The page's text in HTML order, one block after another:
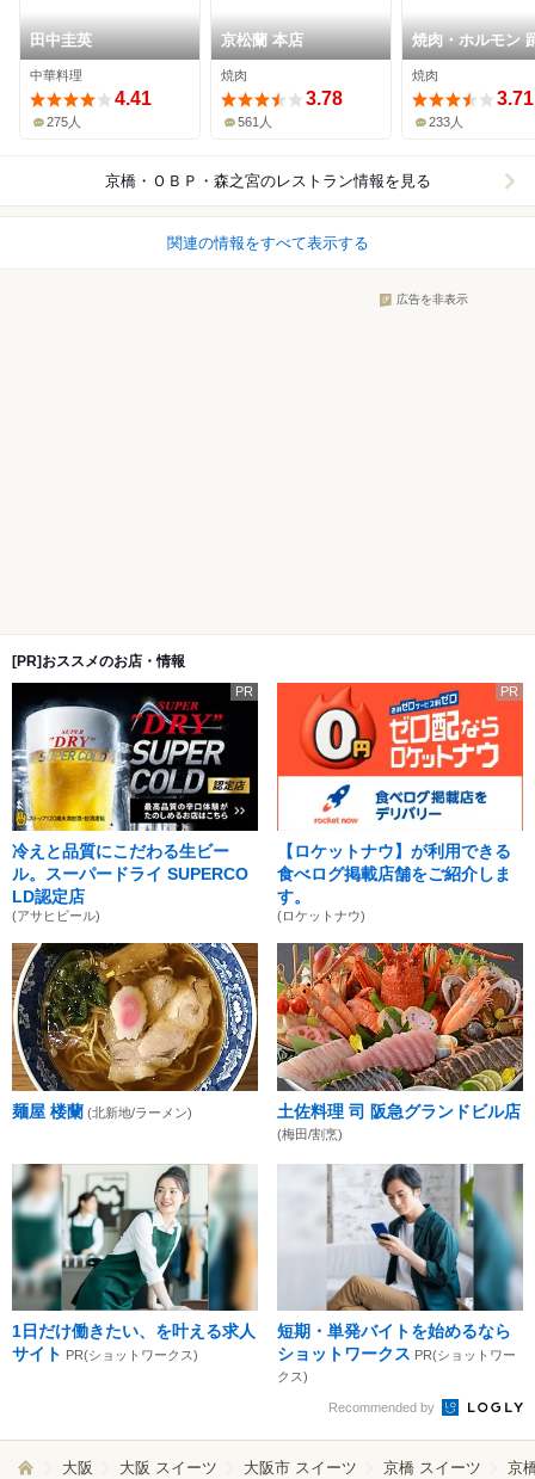
田中圭英
中華料理
4.41
275人
京松蘭 本店
焼肉
3.78
561人
焼肉・ホルモン
焼肉
3.71
233人
京橋・ＯＢＰ・森之宮のレストラン情報を見る
関連の情報をすべて表示する
広告を非表示
[PR]おススメのお店・情報
PR
冷えと品質にこだわる生ビー
ル。スーパードライ SUPERCO
LD認定店
(アサヒビール)
PR
【ロケットナウ】が利用できる
食べログ掲載店舗をご紹介しま
す。
(ロケットナウ)
麺屋 楼蘭 (北新地/ラーメン) 土佐料理 司 阪急グランドビル店
(梅田/割烹)
1日だけ働きたい、を叶える求人
サイト PR(ショットワークス)
短期・単発バイトを始めるなら
ショットワークス PR(ショットワー
クス)
Recommended by
大阪 大阪 スイーツ 大阪市 スイーツ 京橋 スイーツ 京